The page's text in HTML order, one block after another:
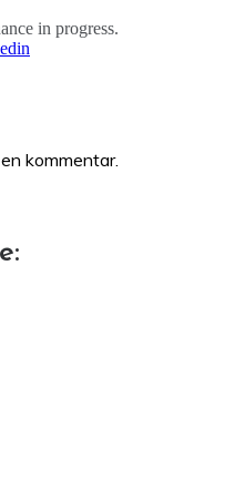
in progress.
kommentar.